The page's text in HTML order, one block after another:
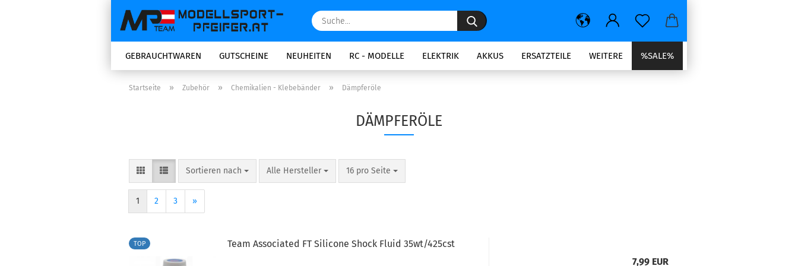
Suche...
GEBRAUCHTWAREN GUTSCHEINE NEUHEITEN RC - MODELLE ELEKTRIK AKKUS ERSATZTEILE %SALE%
WEITERE
Startseite » Zubehör » Chemikalien - Klebebänder » Dämpferöle
DÄMPFERÖLE
Sortieren nach
Sortieren nach Alle Hersteller
pro Seite 16 pro Seite
pro Seite
1 2 3 »
TOP
Team Associated FT Silicone Shock Fluid 35wt/425cst
7,99 EUR